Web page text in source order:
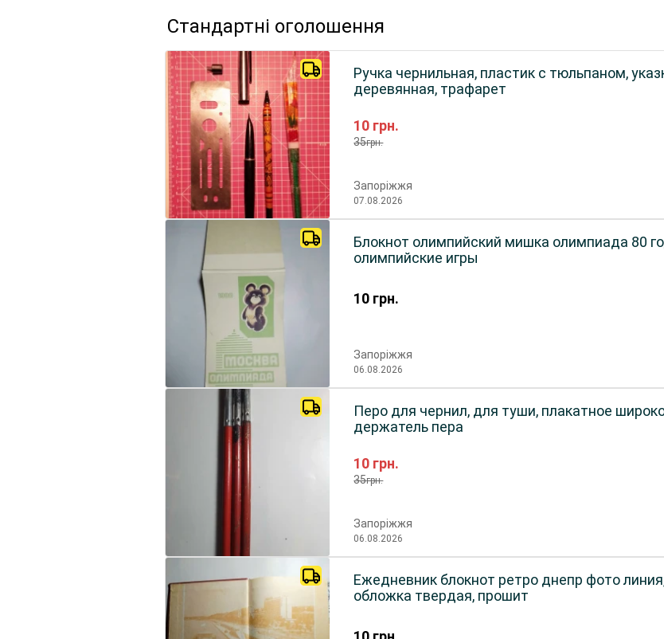
Стандартні оголошення
10 грн.
35грн.
Ручка чернильная, пластик с тюльпаном,
деревянная, трафарет
Запоріжжя
07.08.2026
10 грн.
Блокнот олимпийский мишка олимпиада 80
олимпийские игры
Запоріжжя
06.08.2026
10 грн.
35грн.
Перо для чернил, для туши, плакатное
держатель пера
Запоріжжя
06.08.2026
Ежедневник блокнот ретро днепр фото
обложка твердая, прошит